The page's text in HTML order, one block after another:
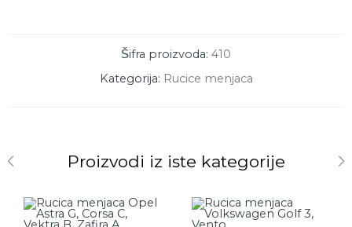
Šifra proizvoda: 410
Kategorija: Rucice menjaca
Proizvodi iz iste kategorije